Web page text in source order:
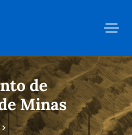
de
Minas